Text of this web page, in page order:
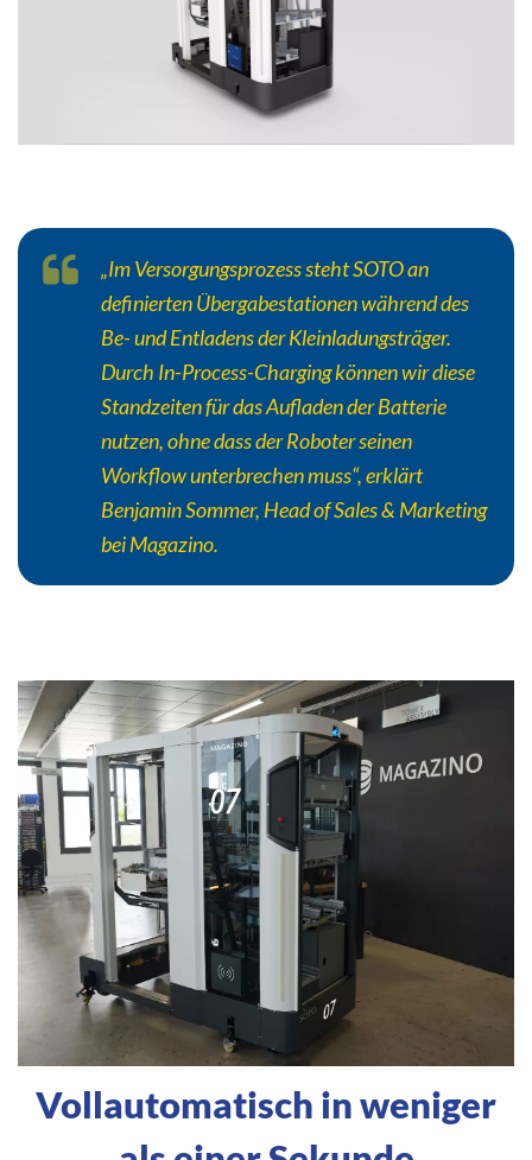
„Im Versorgungsprozess steht SOTO an
definierten Übergabestationen während des
Be- und Entladens der Kleinladungsträger.
Durch In-Process-Charging können wir diese
Standzeiten für das Aufladen der Batterie
nutzen, ohne dass der Roboter seinen
Workflow unterbrechen muss“, erklärt
Benjamin Sommer, Head of Sales & Marketing
bei Magazino.
Vollautomatisch in weniger